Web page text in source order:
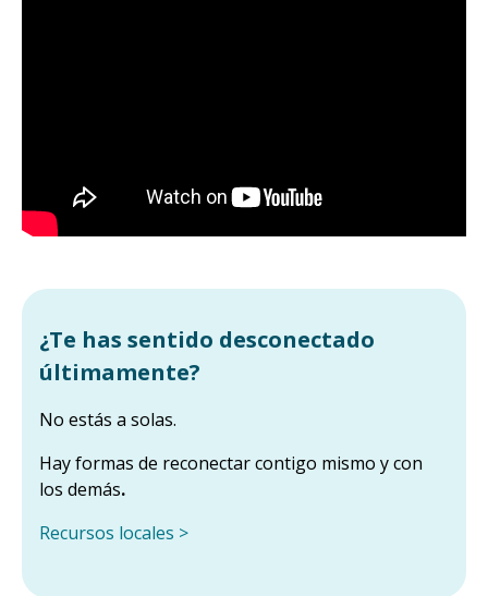
¿Te has sentido desconectado
últimamente?
No estás a solas.
Hay formas de reconectar contigo mismo y con
los demás.
Recursos locales >